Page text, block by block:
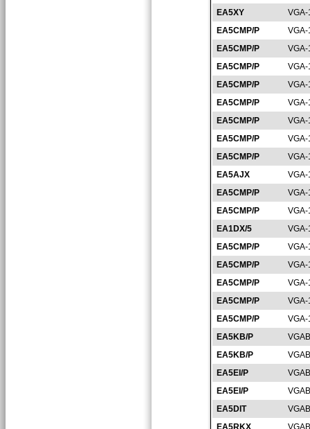
EA5XY
EA5CMP/P
EA5CMP/P
EA5CMP/P
EA5CMP/P
EA5CMP/P
EA5CMP/P
EA5CMP/P
EA5CMP/P
EA5AJX
EA5CMP/P
EA5CMP/P
EA1DX/5
EA5CMP/P
EA5CMP/P
EA5CMP/P
EA5CMP/P
EA5CMP/P
EA5KB/P
EA5KB/P
EA5EI/P
EA5EI/P
EA5DIT
EA5RKX